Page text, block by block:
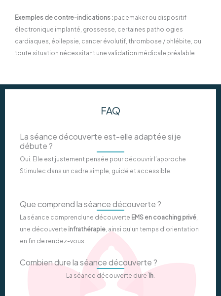
Exemples de contre-indications : pacemaker ou dispositif
électronique implanté, grossesse, certaines pathologies
cardiaques, épilepsie, cancer évolutif, thrombose / phlébite, ou
toute situation nécessitant une validation médicale préalable.
FAQ
La séance découverte est-elle adaptée si je
débute ?
Oui. Elle est justement pensée pour découvrir l’approche
Stimulec dans un cadre simple, guidé et accessible.
Que comprend la séance découverte ?
La séance comprend une découverte EMS en coaching privé,
une découverte infrathérapie, ainsi qu’un temps d’orientation
en fin de rendez-vous.
Combien dure la séance découverte ?
La séance découverte dure 1h.